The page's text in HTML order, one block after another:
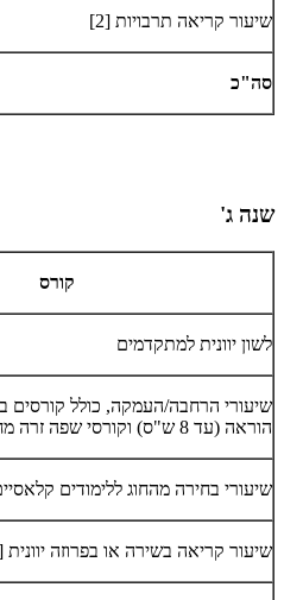
שיעור קריאה תרבויות [2]
סה"כ
​שנה ג'
קורס
לשון יוונית למתקדמים
שיעורי הרחבה/העמקה, כולל קורסים
הוראה (עד 8 ש"ס) וקורסי שפה זרה מחוגים אחרים
שיעורי בחירה מהחוג ללימודים
שיעור קריאה בשירה או בפרוזה יוונית